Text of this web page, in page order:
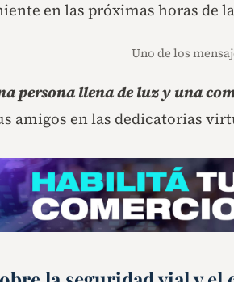
en las próximas horas de
Uno de los
persona llena de luz y una
amigos en las dedicatorias